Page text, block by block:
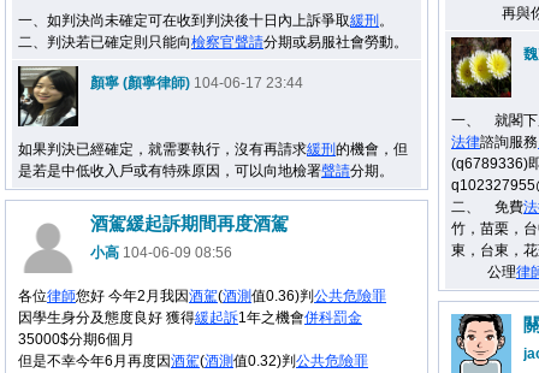
再與你分
一、 就閣
法律諮詢服務
(q6789336)
二、 免費
竹，苗栗，
東， 台東，
公理律
一、如判決尚未確定可在收到判決後十日內上訴爭取緩刑 。
二、判決若已確定則只能向檢察官聲請分期或易服社會勞動。
顏寧 (顏寧律師) 104-06-17 23:44
如果判決已經確定，就需要執行，沒有再請求緩刑 的機會，但
是若是中低收入戶或有特殊原因，可以向地檢署聲請分期。
酒駕緩起訴期間再度酒駕
小高 104-06-09 08:56
各位律師您好 今年2月我因酒駕(酒測值0.36)判 公共危險罪
因學生身分及態度良好 獲得緩起訴1年之機會併科罰金
35000$分期6個月
但是不幸今年6月再度因酒駕(酒測值0.32)判 公共危險罪